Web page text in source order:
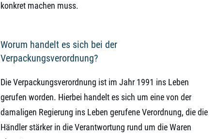
konkret machen muss.
Worum handelt es sich bei der
Verpackungsverordnung?
Die Verpackungsverordnung ist im Jahr 1991 ins Leben
gerufen worden. Hierbei handelt es sich um eine von der
damaligen Regierung ins Leben gerufene Verordnung, die die
Händler stärker in die Verantwortung rund um die Waren